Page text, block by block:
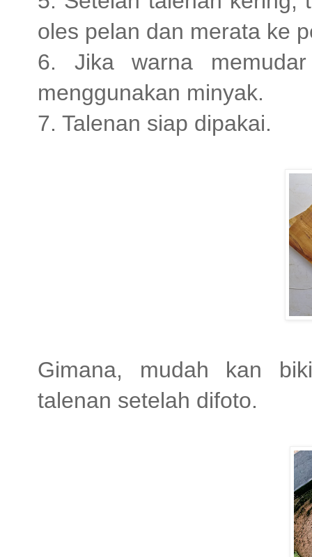
oles pelan dan merata ke
6. Jika warna
menggunakan minyak.
7. Talenan siap dipakai.
Gimana, mudah kan
talenan setelah difoto.